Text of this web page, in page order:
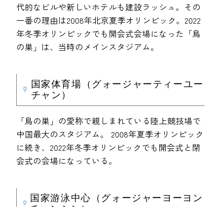
代的なビルや新しいホテルも建設ラッシュ。その
一番の理由は2008年北京夏季オリンピック。2022
年冬季オリンピックでも開会式会場になった「鳥
の巣」は、当時のメインスタジアム。
国家体育場（グォージャーティーユー
チャン）
「鳥の巣」の愛称で親しまれている陸上競技場で
中国最大のスタジアム。 2008年夏季オリンピック
に続き、2022年冬季オリンピックでも開会式と閉
会式の会場になっている。
国家游泳中心（グォージャーヨーヨン